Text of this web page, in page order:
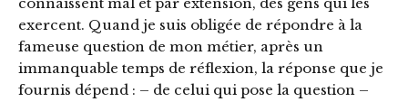
exercent. Quand je suis obligée de répondre à la
fameuse question de mon métier, après un
immanquable temps de réflexion, la réponse que je
fournis dépend : – de celui qui pose la question –